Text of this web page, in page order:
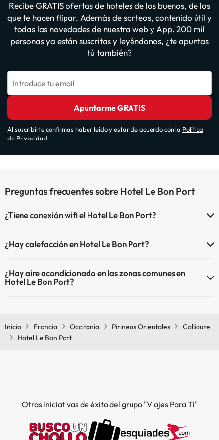
Recibe GRATIS ofertas de hoteles de los buenos, de los
que te hacen flipar. Además de sorteos, contenido útil y
todas las novedades de nuestra web y App. 200 mil
personas ya están suscritas y leyéndonos, ¿te apuntas
tú también?
Introduce tu email
Apuntarme GRATIS
Al suscribirte confirmas haber leído y estar de acuerdo con la Política
de Privacidad
Preguntas frecuentes sobre Hotel Le Bon Port
¿Tiene conexión wifi el Hotel Le Bon Port?
¿Hay calefacción en Hotel Le Bon Port?
¿Hay aire acondicionado en las zonas comunes en
Hotel Le Bon Port?
Inicio Francia Occitania Pirineos Orientales
Collioure
Hotel Le Bon Port
Otras iniciativas de éxito del grupo "Viajes Para Ti"